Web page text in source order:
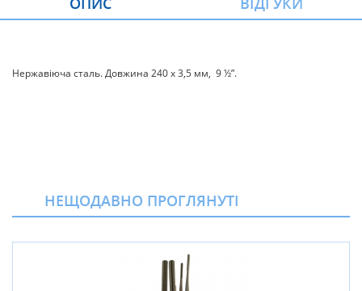
Нержавіюча сталь. Довжина 240 х 3,5 мм, 9 ½”.
НЕЩОДАВНО ПРОГЛЯНУТІ